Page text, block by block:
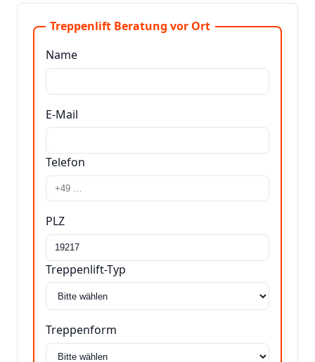
Treppenlift Beratung vor Ort
Name
E-Mail
Telefon
PLZ
Treppenlift-Typ
Treppenform